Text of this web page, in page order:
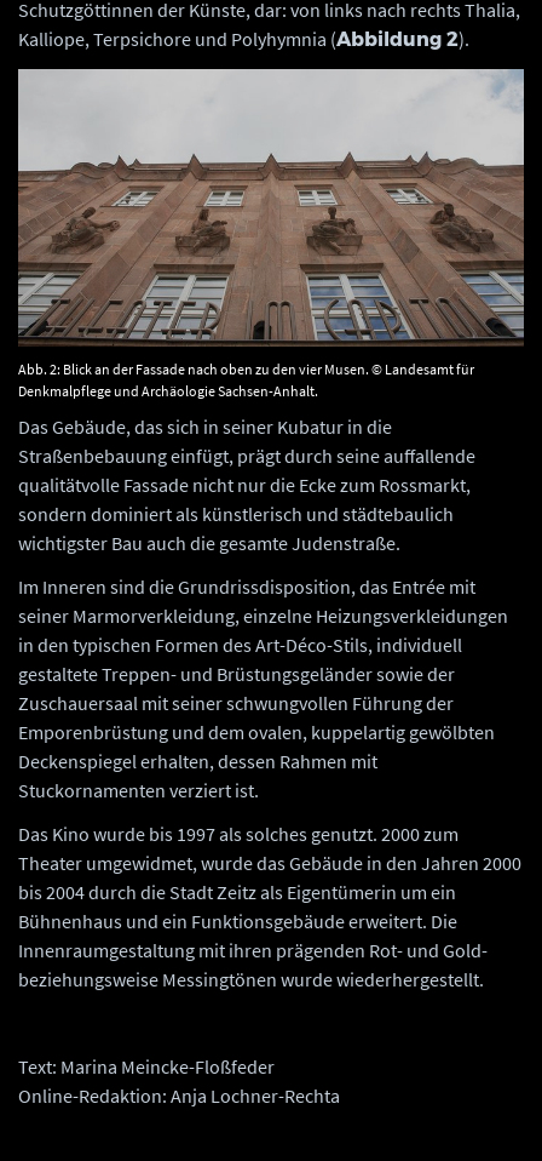
Schutzgöttinnen der Künste, dar: von links nach rechts Thalia,
Kalliope, Terpsichore und Polyhymnia (Abbildung 2).
Abb. 2: Blick an der Fassade nach oben zu den vier Musen. © Landesamt für
Denkmalpflege und Archäologie Sachsen-Anhalt.
Das Gebäude, das sich in seiner Kubatur in die
Straßenbebauung einfügt, prägt durch seine auffallende
qualitätvolle Fassade nicht nur die Ecke zum Rossmarkt,
sondern dominiert als künstlerisch und städtebaulich
wichtigster Bau auch die gesamte Judenstraße.
Im Inneren sind die Grundrissdisposition, das Entrée mit
seiner Marmorverkleidung, einzelne Heizungsverkleidungen
in den typischen Formen des Art-Déco-Stils, individuell
gestaltete Treppen- und Brüstungsgeländer sowie der
Zuschauersaal mit seiner schwungvollen Führung der
Emporenbrüstung und dem ovalen, kuppelartig gewölbten
Deckenspiegel erhalten, dessen Rahmen mit
Stuckornamenten verziert ist.
Das Kino wurde bis 1997 als solches genutzt. 2000 zum
Theater umgewidmet, wurde das Gebäude in den Jahren 2000
bis 2004 durch die Stadt Zeitz als Eigentümerin um ein
Bühnenhaus und ein Funktionsgebäude erweitert. Die
Innenraumgestaltung mit ihren prägenden Rot- und Gold-
beziehungsweise Messingtönen wurde wiederhergestellt.
Text: Marina Meincke-Floßfeder
Online-Redaktion: Anja Lochner-Rechta